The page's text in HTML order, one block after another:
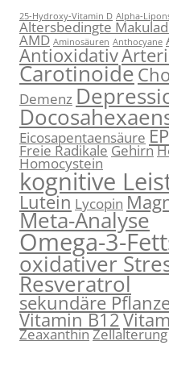
25-Hydroxy-Vitamin D Alpha-
Altersbedingte
AMD Aminosäuren Anthocyane
Antioxidativ
Carotinoide
Demenz
Eicosapentaensäure
Freie RadikaleGehirn
Homocystein
kognitive
Lutein Lycopin
Meta-Analyse
Omega-3-
oxidativer
Resveratrol
sekundäre
Vitamin B12
ZeaxanthinZellalterung